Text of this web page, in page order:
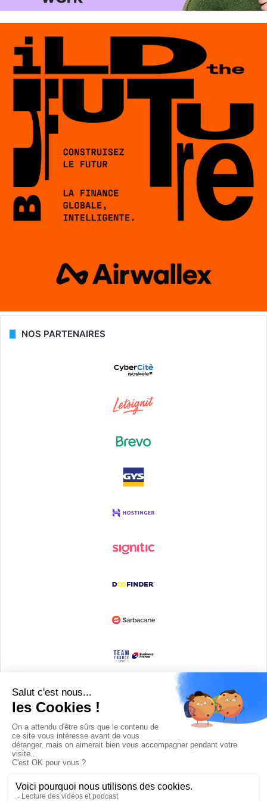
NOS PARTENAIRES
Devenir partenaire
© Copyright 2008 / 2026,DECODE MEDIA, The Innovation Media